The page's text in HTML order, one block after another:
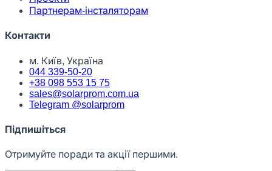
Партнерам-інсталяторам
Контакти
м. Київ, Україна
044 339-50-20
+38 098 553 15 75
sales@solarprom.com.ua
Telegram @solarprom
Підпишіться
Отримуйте поради та акції першими.